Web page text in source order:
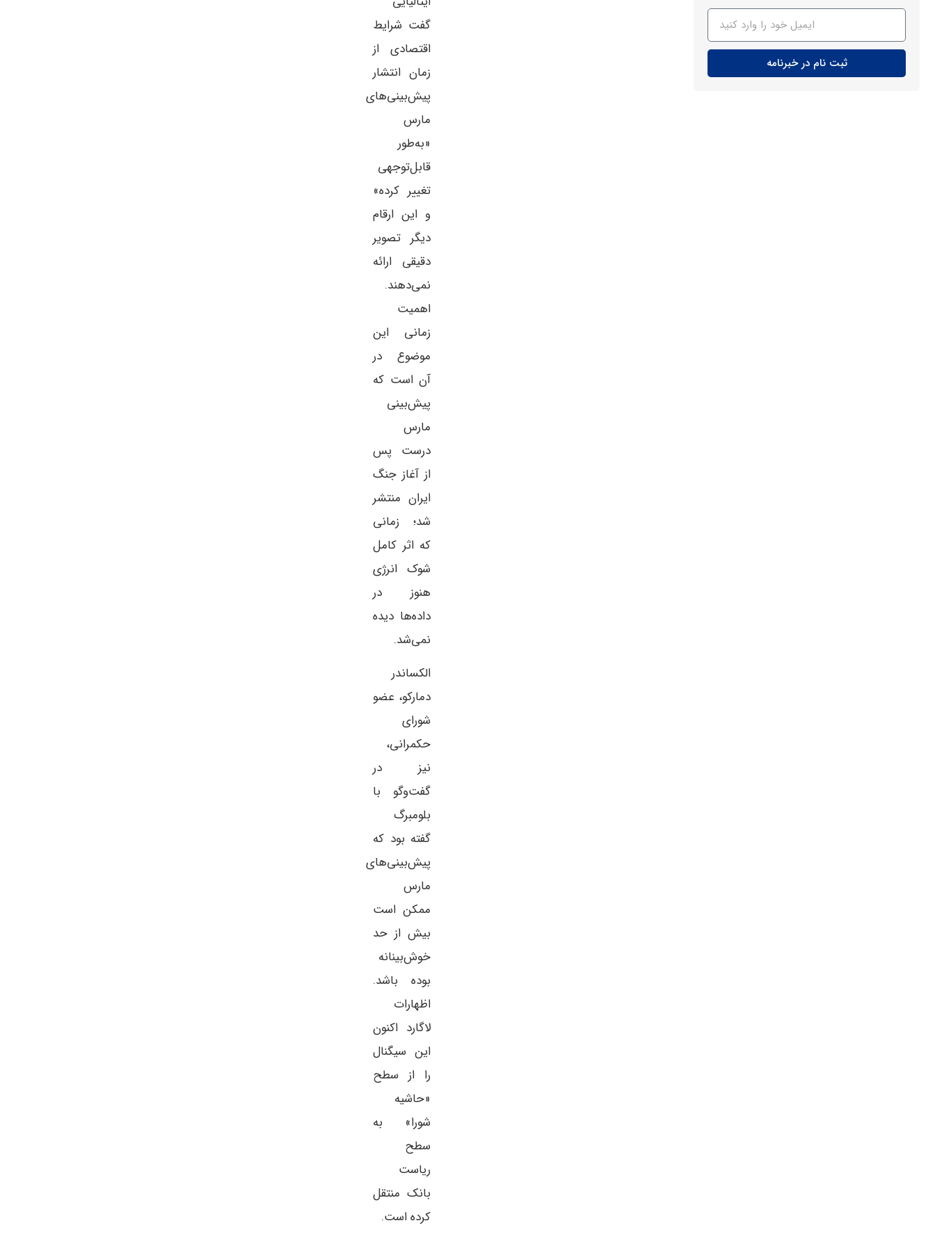
ثبت نام در خبرنامه
گفت شرایط
اقتصادی از
زمان انتشار
پیش‌بینی‌های
مارس
«به‌طور
قابل‌توجهی
تغییر کرده»
و این ارقام
دیگر تصویر
دقیقی ارائه
نمی‌دهند.
اهمیت
زمانی این
موضوع در
آن است که
پیش‌بینی
مارس
درست پس
از آغاز جنگ
ایران منتشر
شد؛ زمانی
که اثر کامل
شوک انرژی
هنوز در
داده‌ها دیده
نمی‌شد.
الکساندر
دمارکو، عضو
شورای
حکمرانی،
نیز در
گفت‌وگو با
بلومبرگ
گفته بود که
پیش‌بینی‌های
مارس
ممکن است
بیش از حد
خوش‌بینانه
بوده باشد.
اظهارات
لاگارد اکنون
این سیگنال
را از سطح
«حاشیه
شورا» به
سطح
ریاست
بانک منتقل
کرده است.